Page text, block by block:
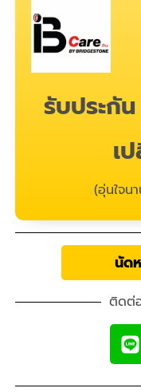
รับประกั
เ
(อุ่นใจน
นัด
ติดต่